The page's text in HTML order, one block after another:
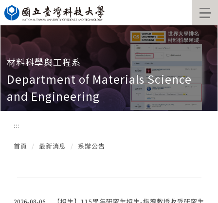
跳
到
主
要
內
容
區
材料科學與工程系
Department of Materials Science
and Engineering
:::
首頁 最新消息 系辦公告
2026-08-06